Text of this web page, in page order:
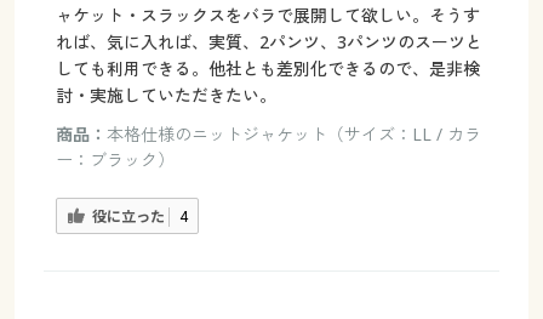
ャケット・スラックスをバラで展開して欲しい。そうす
れば、気に入れば、実質、2パンツ、3パンツのスーツと
しても利用できる。他社とも差別化できるので、是非検
討・実施していただきたい。
商品： 本格仕様のニットジャケット（サイズ：LL / カラ
ー：ブラック）
役に立った 4